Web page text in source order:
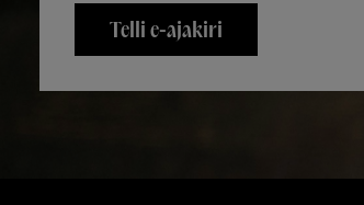
Telli e-ajakiri